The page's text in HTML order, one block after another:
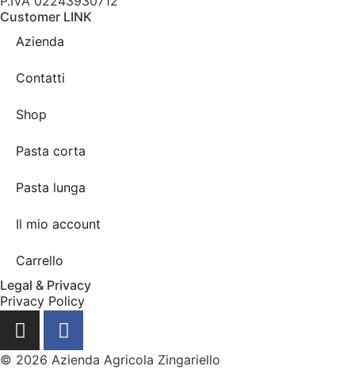
Customer LINK
Azienda
Contatti
Shop
Pasta corta
Pasta lunga
Il mio account
Carrello
Legal & Privacy
Privacy Policy
© 2026 Azienda Agricola Zingariello